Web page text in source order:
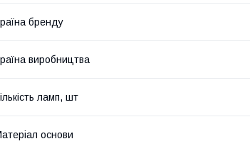
бренду
виробництва
ламп, шт
основи